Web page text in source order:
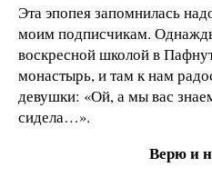
Эта эпопея запомнилась
моим подписчикам.
воскресной школой в
монастырь, и там к нам
девушки: «Ой, а мы вас
сидела…».
Верю и